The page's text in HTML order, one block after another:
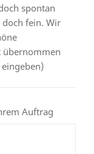
spontan
doch fein. Wir
übernommen
Auftrag